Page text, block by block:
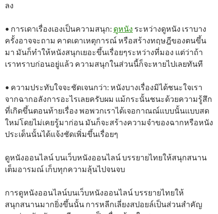
ลง
• การเดาเรื่องเองเป็นความสนุก: ดูหนัง ระหว่างดูหนัง เราบาง
ครั้งอาจจะถาม คาดเดาเหตุการณ์ หรือสร้างทฤษฎีของตนขึ้น
มา มันก็ทำให้หนังสนุกเยอะขึ้นเรื่อยๆระหว่างที่มอง แต่ว่าถ้า
เราทราบก่อนอยู่แล้ว ความสนุกในส่วนนี้ก็จะหายไปเลยทันที
• ความประทับใจจะชัดเจนกว่า: หนังบางเรื่องมิได้ชนะใจเรา
จากฉากอลังการอะไรเลยครับผม แม้กระนั้นชนะด้วยความรู้สึก
ที่เกิดขึ้นตอนท้ายเรื่อง พอพวกเราได้เจอกาณณ์แบบนั้นแบบสด
ใหม่โดยไม่เคยรู้มาก่อน มันก็จะสร้างความจำของฉากหรือหนัง
ประเด็นนั้นได้แจ้งชัดเพิ่มขึ้นเรื่อยๆ
ดูหนังออนไลน์ บนเว็บหนังออนไลน์ บรรยายไทยให้สนุกสนาน
เต็มอารมณ์ เก็บทุกความลุ้นไปจนจบ
การดูหนังออนไลน์บนเว็บหนังออนไลน์ บรรยายไทยให้
สนุกสนานมากยิ่งขึ้นนั้น การหลีกเลี่ยงสปอยล์เป็นส่วนสำคัญ